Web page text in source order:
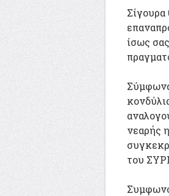
Σίγουρα
ίσως
νεαρής
του